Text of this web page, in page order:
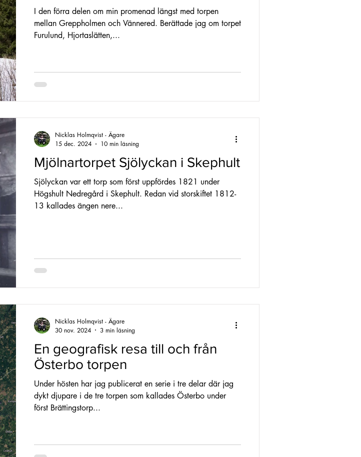
I den förra delen om min promenad längst med torpen
mellan Greppholmen och Vännered. Berättade jag om torpet
Furulund, Hjortaslätten,...
Mjölnartorpet Sjölyckan i Skephult
Sjölyckan var ett torp som först uppfördes 1821 under
Högshult Nedregård i Skephult. Redan vid storskiftet 1812-
13 kallades ängen nere...
Nicklas Holmqvist - Ägare
15 dec. 2024
10 min läsning
En geografisk resa till och från
Österbo torpen
Under hösten har jag publicerat en serie i tre delar där jag
dykt djupare i de tre torpen som kallades Österbo under
först Brättingstorp...
Nicklas Holmqvist - Ägare
30 nov. 2024
3 min läsning